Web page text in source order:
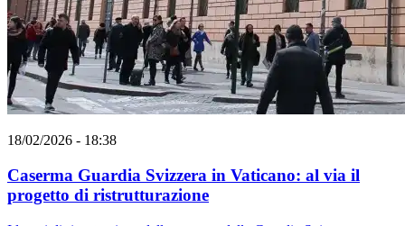
18/02/2026 - 18:38
Caserma Guardia Svizzera in Vaticano: al via il
progetto di ristrutturazione